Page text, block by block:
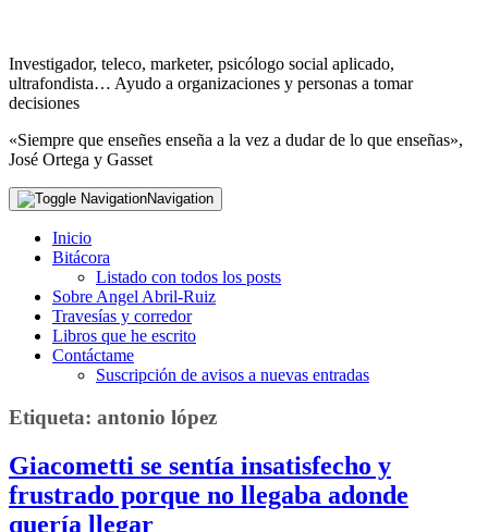
Investigador, teleco, marketer, psicólogo social aplicado,
ultrafondista… Ayudo a organizaciones y personas a tomar
decisiones
«Siempre que enseñes enseña a la vez a dudar de lo que enseñas»,
José Ortega y Gasset
Navigation
Inicio
Bitácora
Listado con todos los posts
Sobre Angel Abril-Ruiz
Travesías y corredor
Libros que he escrito
Contáctame
Suscripción de avisos a nuevas entradas
Etiqueta: antonio lópez
Giacometti se sentía insatisfecho y
frustrado porque no llegaba adonde
quería llegar